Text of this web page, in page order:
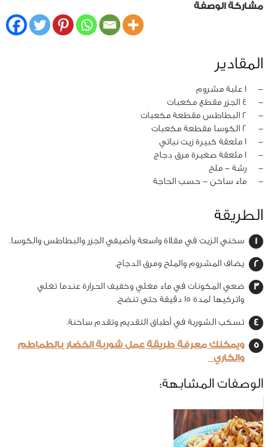
مشاركة الوصفة
المقادير
‏-
1 علبة مشروم
‏-
4 الجزر مقطع مكعبات
‏-
2 البطاطس مقطعة مكعبات
‏-
2 الكوسا مقطعة مكعبات
‏-
1 ملعقة كبيرة زيت نباتي
‏-
1 ملعقة صغيرة مرق دجاج
‏-
رشة - ملح
‏-
ماء ساخن - حسب الحاجة
الطريقة
سخني الزيت في مقلاة واسعة وأضيفي الجزر والبطاطس والكوسا.
يضاف المشروم والملح ومرق الدجاج.
ضعي المكونات في ماء مغلي وخفيف الحرارة عندما تغلي
واتركيها لمدة 15 دقيقة حتى تنضج.
تسكب الشوربة في أطباق التقديم وتقدم ساخنة.
ويمكنك معرفة طريقة عمل شوربة الخضار بالطماطم
والكاري
الوصفات المشابهة: